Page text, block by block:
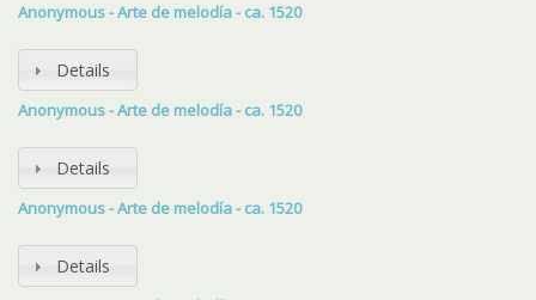
Anonymous - Arte de melodía - ca. 1520
Details
Anonymous - Arte de melodía - ca. 1520
Details
Anonymous - Arte de melodía - ca. 1520
Details